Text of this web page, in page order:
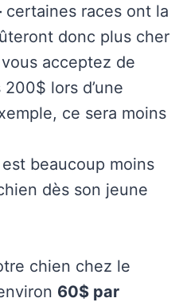
certaines races ont la
donc plus cher
acceptez de
lors d’une
ce sera moins
beaucoup moins
dès son jeune
chien chez le
60$ par